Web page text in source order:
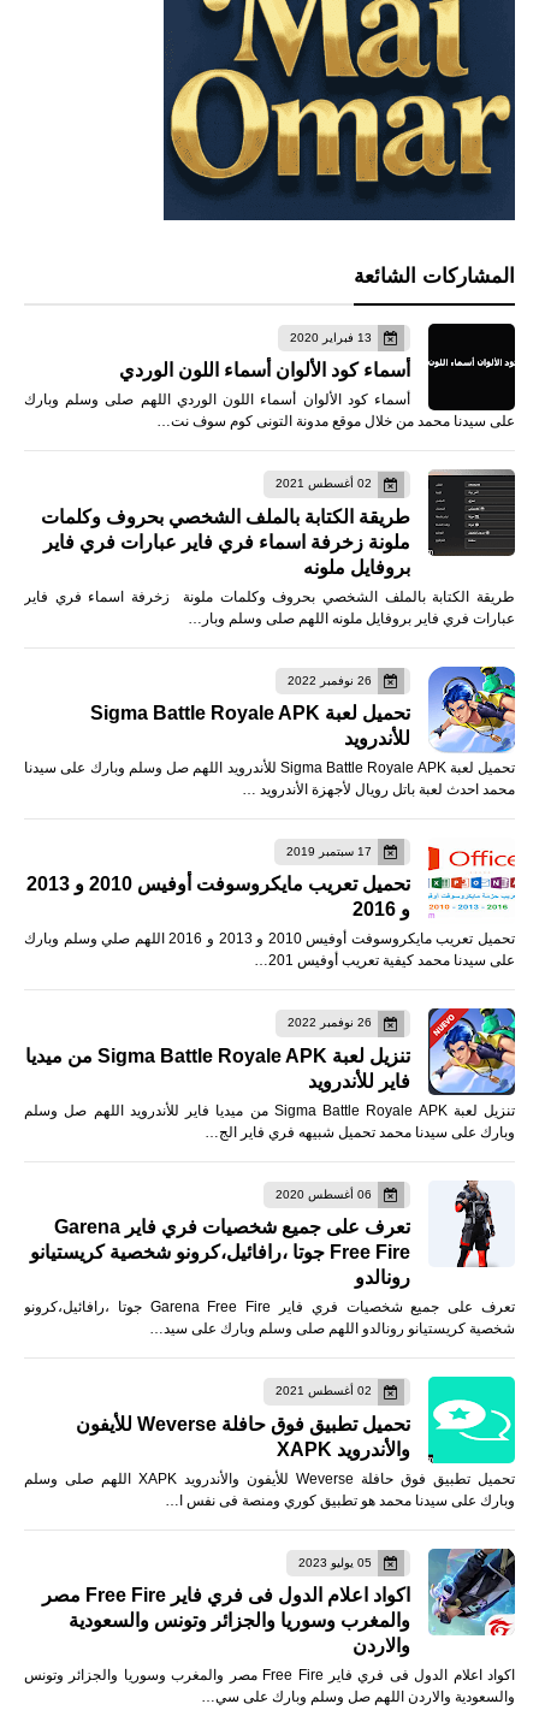
المشاركات الشائعة
13 فبراير 2020
أسماء كود الألوان أسماء اللون الوردي
أسماء كود الألوان أسماء اللون الوردي اللهم صلى وسلم وبارك
على سيدنا محمد من خلال موقع مدونة التونى كوم سوف نت…
02 أغسطس 2021
طريقة الكتابة بالملف الشخصي بحروف وكلمات
ملونة زخرفة اسماء فري فاير عبارات فري فاير
بروفايل ملونه
طريقة الكتابة بالملف الشخصي بحروف وكلمات ملونة زخرفة اسماء فري فاير
عبارات فري فاير بروفايل ملونه اللهم صلى وسلم وبار…
26 نوفمبر 2022
تحميل لعبة Sigma Battle Royale APK
للأندرويد
تحميل لعبة Sigma Battle Royale APK للأندرويد اللهم صل وسلم وبارك على سيدنا
محمد احدث لعبة باتل رويال لأجهزة الأندرويد …
17 سبتمبر 2019
تحميل تعريب مايكروسوفت أوفيس 2010 و 2013
و 2016
تحميل تعريب مايكروسوفت أوفيس 2010 و 2013 و 2016 اللهم صلي وسلم وبارك
على سيدنا محمد كيفية تعريب أوفيس 201…
26 نوفمبر 2022
تنزيل لعبة Sigma Battle Royale APK من ميديا
فاير للأندرويد
تنزيل لعبة Sigma Battle Royale APK من ميديا فاير للأندرويد اللهم صل وسلم
وبارك على سيدنا محمد تحميل شبيهه فري فاير الج…
06 أغسطس 2020
تعرف على جميع شخصيات فري فاير Garena
Free Fire جوتا ،رافائيل،كرونو شخصية كريستيانو
رونالدو
تعرف على جميع شخصيات فري فاير Garena Free Fire جوتا ،رافائيل،كرونو
شخصية كريستيانو رونالدو اللهم صلى وسلم وبارك على سيد…
02 أغسطس 2021
تحميل تطبيق فوق حافلة Weverse للأيفون
والأندرويد XAPK
تحميل تطبيق فوق حافلة Weverse للأيفون والأندرويد XAPK اللهم صلى وسلم
وبارك على سيدنا محمد هو تطبيق كوري ومنصة فى نفس ا…
05 يوليو 2023
اكواد اعلام الدول فى فري فاير Free Fire مصر
والمغرب وسوريا والجزائر وتونس والسعودية
والاردن
اكواد اعلام الدول فى فري فاير Free Fire مصر والمغرب وسوريا والجزائر وتونس
والسعودية والاردن اللهم صل وسلم وبارك على سي…